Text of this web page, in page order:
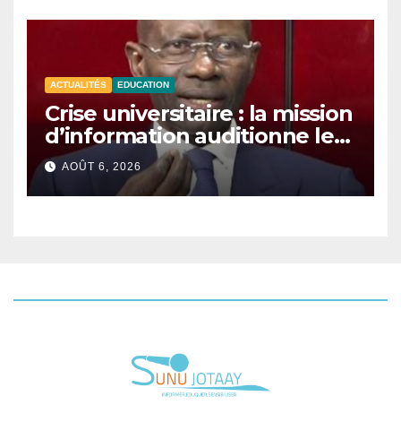
ACTUALITÉS EDUCATION
Crise universitaire : la mission
d’information auditionne le
ministre Boubacar Camara.
AOÛT 6, 2026